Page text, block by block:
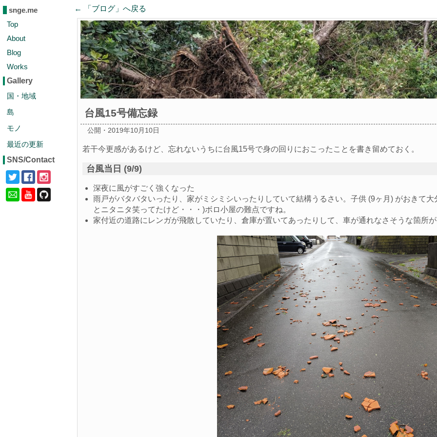
snge.me
Top
About
Blog
Works
Gallery
国・地域
島
モノ
最近の更新
SNS/Contact
← 「 ブログ 」へ戻る
台風15号備忘録
公開・2019年10月10日
若干今更感があるけど、忘れないうちに台風15号で身の回りにおこったことを書き留めておく。
台風当日 (9/9)
深夜に風がすごく強くなった
雨戸がバタバタいったり、家がミシミシいったりしていて結構うるさい。子供 (9ヶ月) がおきて
とニタニタ笑ってたけど・・・)ボロ小屋の難点ですね。
家付近の道路にレンガが飛散していたり、倉庫が置いてあったりして、車が通れなさそうな箇所